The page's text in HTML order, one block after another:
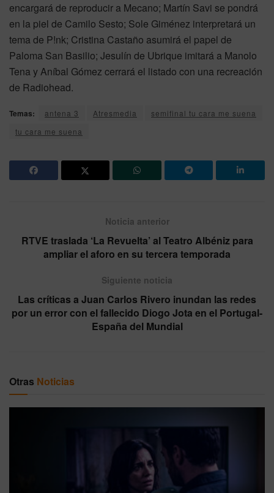
encargará de reproducir a Mecano; Martín Savi se pondrá
en la piel de Camilo Sesto; Sole Giménez interpretará un
tema de P!nk; Cristina Castaño asumirá el papel de
Paloma San Basilio; Jesulín de Ubrique imitará a Manolo
Tena y Aníbal Gómez cerrará el listado con una recreación
de Radiohead.
Temas: antena 3 Atresmedia
semifinal tu cara me suena
tu cara me suena
Noticia anterior
RTVE traslada ‘La Revuelta’ al Teatro Albéniz para
ampliar el aforo en su tercera temporada
Siguiente noticia
Las críticas a Juan Carlos Rivero inundan las redes
por un error con el fallecido Diogo Jota en el Portugal-
España del Mundial
Otras Noticias